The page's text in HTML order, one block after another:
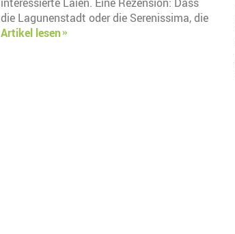
die Lagunenstadt oder die Serenissima, die
Artikel lesen